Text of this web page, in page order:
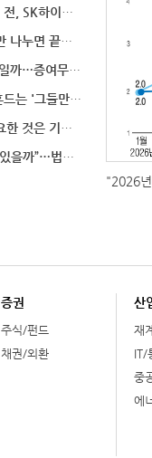
[기고] 한국 증시가 개장하기 전, SK하이닉스 가격은
이혼 재산분할, 보이는 재산만 나누면 끝일까…숨겨진 자
치매 부모의 증여, 모두 무효일까…증여무효 분쟁에서 법
[데스크 칼럼] 세계 경제 뒤흔드는 '그들만의 언어'
이혼 재산분할, 재산보다 중요한 것은 기여도 입증
“사실혼도 재산분할 받을 수 있을까”…법원이 살펴보는
"2026
증권
주식/펀드
채권/외환
산
재계
IT/
중
에